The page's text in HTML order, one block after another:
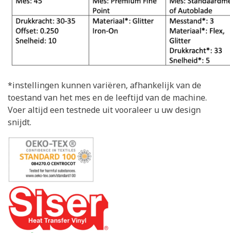
*instellingen kunnen variëren, afhankelijk van de
toestand van het mes en de leeftijd van de machine.
Voer altijd een testnede uit vooraleer u uw design
snijdt.